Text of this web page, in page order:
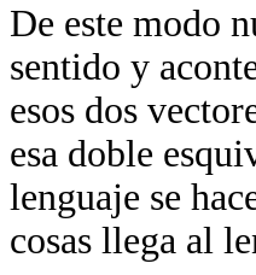
De este modo
sentido y
esos dos
esa doble
lenguaje se
cosas llega al